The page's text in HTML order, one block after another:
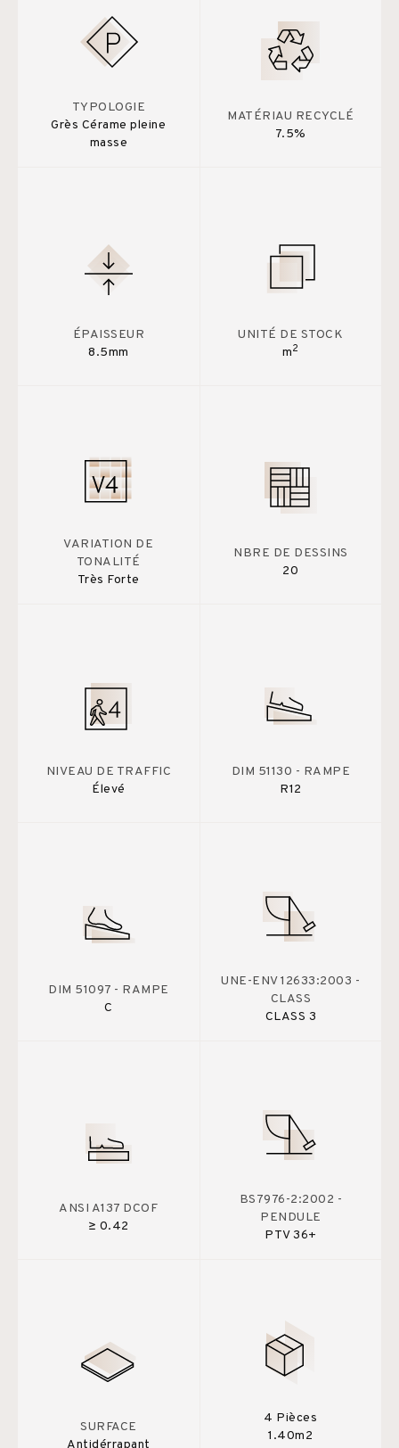
TYPOLOGIE
Grès Cérame pleine
masse
MATÉRIAU RECYCLÉ
7.5%
ÉPAISSEUR
8.5mm
UNITÉ DE STOCK
m2
VARIATION DE
TONALITÉ
Très Forte
NBRE DE DESSINS
20
NIVEAU DE TRAFFIC
Élevé
DIM 51130 - RAMPE
R12
DIM 51097 - RAMPE
C
UNE-ENV 12633:2003 -
CLASS
CLASS 3
ANSI A137 DCOF
≥ 0.42
BS7976-2:2002 -
PENDULE
PTV 36+
SURFACE
Antidérrapant
4 Pièces
1.40m2